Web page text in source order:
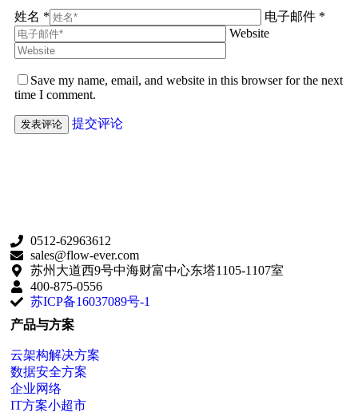
姓名 *
电子邮件 *
Website
Save my name, email, and website in this browser for the next
time I comment.
提交评论
0512-62963612
sales@flow-ever.com
苏州大道西9号中海财富中心东塔1105-1107室
400-875-0556
苏ICP备16037089号-1
产品与方案
云架构解决方案
数据安全方案
企业网络
IT方案小超市